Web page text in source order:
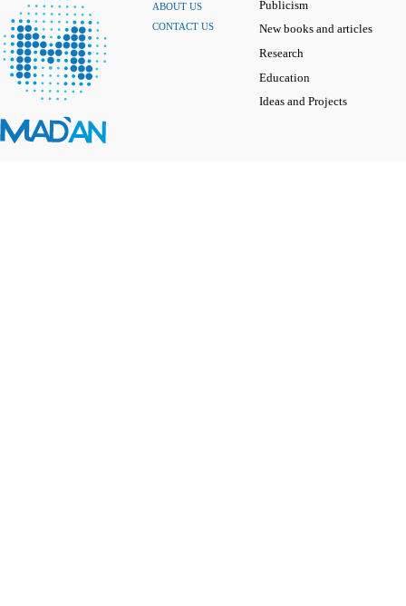
ABOUT US
CONTACT US
Publicism
New books and articles
Research
Education
Ideas and Projects